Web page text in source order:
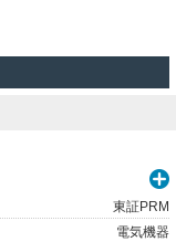
東証PRM
電気機器